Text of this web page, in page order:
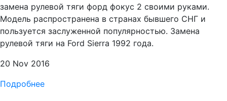
замена рулевой тяги форд фокус 2 своими руками.
Модель распространена в странах бывшего СНГ и
пользуется заслуженной популярностью. Замена
рулевой тяги на Ford Sierra 1992 года.
20 Nov 2016
Подробнее